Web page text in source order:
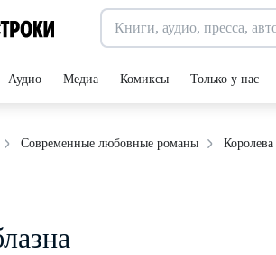
Аудио Медиа Комиксы Только у нас
Современные любовные романы Королева